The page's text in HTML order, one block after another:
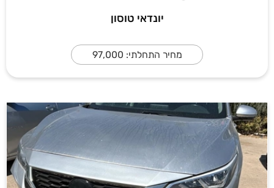
יונדאי טוסון
מחיר התחלתי: 97,000